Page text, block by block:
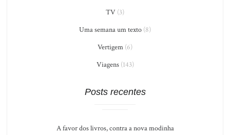
TV (3)
Uma semana um texto (8)
Vertigem (6)
Viagens(143)
Posts recentes
A favor dos livros, contra a nova modinha